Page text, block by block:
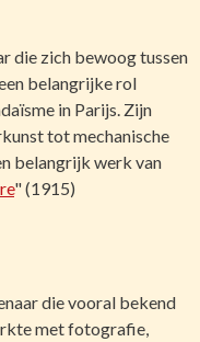
die zich bewoog tussen
belangrijke rol
in Parijs. Zijn
tot mechanische
belangrijk werk van
" (1915)
die vooral bekend
met fotografie,